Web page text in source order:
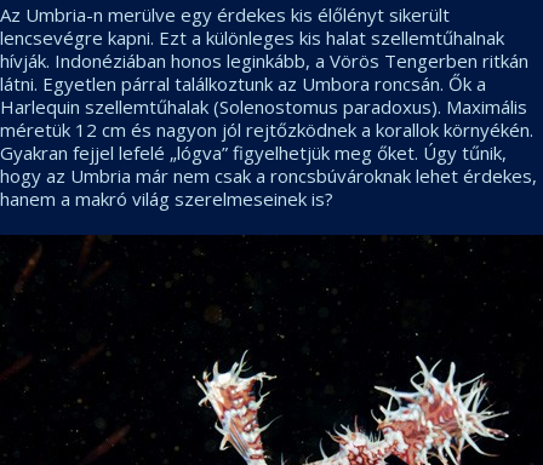
Az Umbria-n merülve egy érdekes kis élőlényt sikerült
lencsevégre kapni. Ezt a különleges kis halat szellemtűhalnak
hívják. Indonéziában honos leginkább, a Vörös Tengerben ritkán
látni. Egyetlen párral találkoztunk az Umbora roncsán. Ők a
Harlequin szellemtűhalak (Solenostomus paradoxus). Maximális
méretük 12 cm és nagyon jól rejtőzködnek a korallok környékén.
Gyakran fejjel lefelé „lógva” figyelhetjük meg őket. Úgy tűnik,
hogy az Umbria már nem csak a roncsbúvároknak lehet érdekes,
hanem a makró világ szerelmeseinek is?